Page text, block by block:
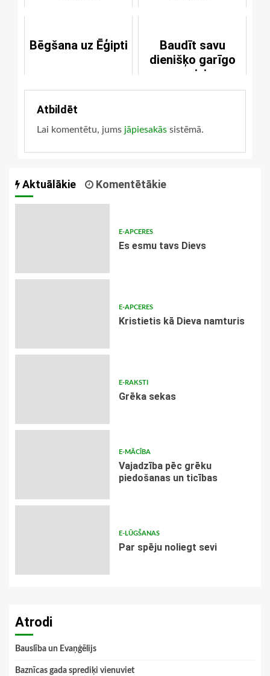
Bēgšana uz Ēģipti
Baudīt savu
dienišķo garīgo
maizi
Atbildēt
Lai komentētu, jums jāpiesakās sistēmā.
Aktuālākie Komentētākie
E-APCERES
Es esmu tavs Dievs
E-APCERES
Kristietis kā Dieva namturis
E-RAKSTI
Grēka sekas
E-MĀCĪBA
Vajadzība pēc grēku
piedošanas un ticības
E-LŪGŠANAS
Par spēju noliegt sevi
Atrodi
Bauslība un Evaņģēlijs
Baznīcas gada sprediķi vienuviet